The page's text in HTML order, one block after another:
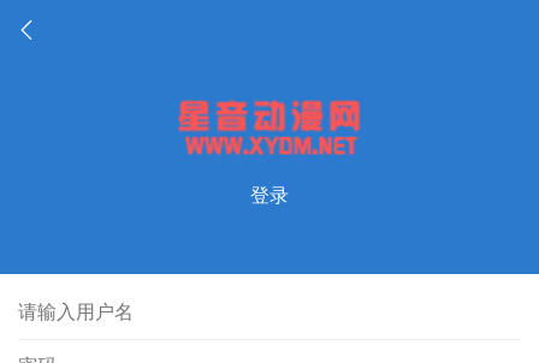
登录